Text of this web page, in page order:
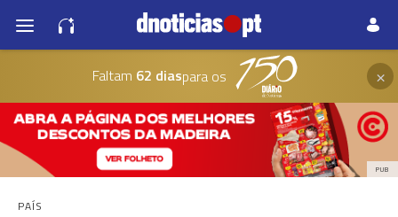
Faltam 62 diaspara os ×
PUB
PAÍS